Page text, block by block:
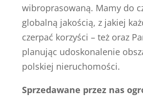
wibroprasowaną. Mamy do
globalną jakością, z jakiej
czerpać korzyści – też oraz
planując udoskonalenie
polskiej nieruchomości.
Sprzedawane przez nas